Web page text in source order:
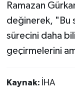
Ramazan
değinerek, "Bu
sürecini daha
geçirmelerini
Kaynak: İHA